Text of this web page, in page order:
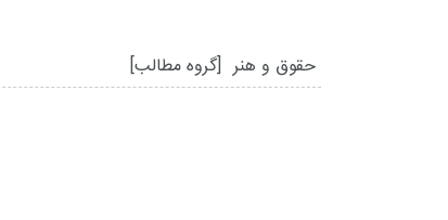
حقوق و هنر [گروه مطالب]